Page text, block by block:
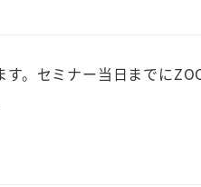
。セミナー当日までに